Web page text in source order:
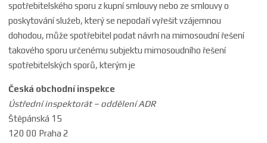
spotřebitelského sporu z kupní smlouvy nebo ze smlouvy o
poskytování služeb, který se nepodaří vyřešit vzájemnou
dohodou, může spotřebitel podat návrh na mimosoudní řešení
takového sporu určenému subjektu mimosoudního řešení
spotřebitelských sporů, kterým je
Česká obchodní inspekce
Ústřední inspektorát – oddělení ADR
Štěpánská 15
120 00 Praha 2